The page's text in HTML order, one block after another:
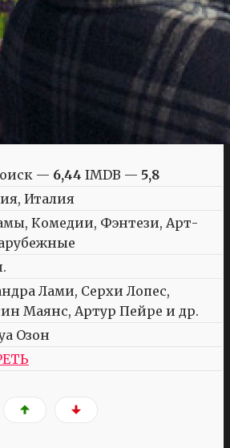
— 6,44 IMDB — 5,8
Италия
Комедии, Фэнтези, Арт-
Лами, Серхи Лопес,
Маянс, Артур Пейре и др.
Озон